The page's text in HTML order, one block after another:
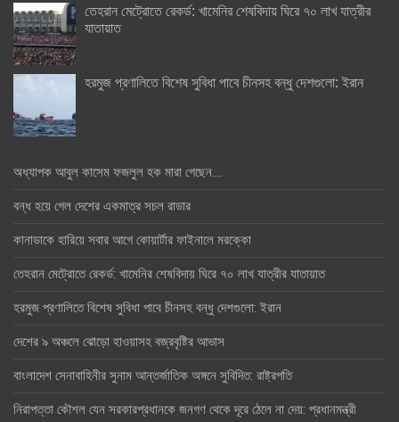
তেহরান মেট্রোতে রেকর্ড: খামেনির শেষবিদায় ঘিরে ৭০ লাখ যাত্রীর
যাতায়াত
হরমুজ প্রণালিতে বিশেষ সুবিধা পাবে চীনসহ বন্ধু দেশগুলো: ইরান
অধ্যাপক আবুল কাসেম ফজলুল হক মারা গেছেন….
বন্ধ হয়ে গেল দেশের একমাত্র সচল রাডার
কানাডাকে হারিয়ে সবার আগে কোয়ার্টার ফাইনালে মরক্কো
তেহরান মেট্রোতে রেকর্ড: খামেনির শেষবিদায় ঘিরে ৭০ লাখ যাত্রীর যাতায়াত
হরমুজ প্রণালিতে বিশেষ সুবিধা পাবে চীনসহ বন্ধু দেশগুলো: ইরান
দেশের ৯ অঞ্চলে ঝোড়ো হাওয়াসহ বজ্রবৃষ্টির আভাস
বাংলাদেশ সেনাবাহিনীর সুনাম আন্তর্জাতিক অঙ্গনে সুবিদিত: রাষ্ট্রপতি
নিরাপত্তা কৌশল যেন সরকারপ্রধানকে জনগণ থেকে দূরে ঠেলে না দেয়: প্রধানমন্ত্রী